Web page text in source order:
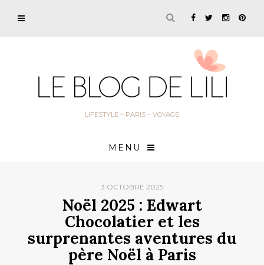
LIFESTYLE – PARIS – VOYAGE
MENU
3 OCTOBRE 2025
Noël 2025 : Edwart
Chocolatier et les
surprenantes aventures du
père Noël à Paris